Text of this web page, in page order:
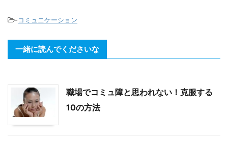
-コミュニケーション
一緒に読んでくださいな
職場でコミュ障と思われない！克服する
10の方法